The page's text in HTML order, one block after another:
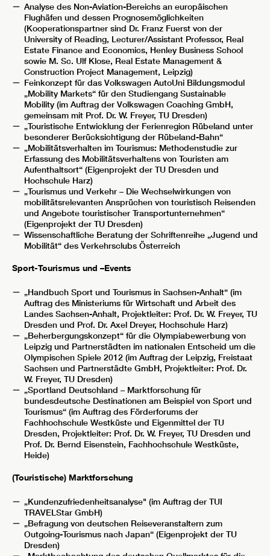
Analyse des Non-Aviation-Bereichs an europäischen
Flughäfen und dessen Prognosemöglichkeiten
(Kooperationspartner sind Dr. Franz Fuerst von der
University of Reading, Lecturer/Assistant Professor, Real
Estate Finance and Economics, Henley Business School
sowie M. Sc. Ulf Klose, Real Estate Management &
Construction Project Management, Leipzig)
Feinkonzept für das Volkswagen AutoUni Bildungsmodul
„Mobility Markets“ für den Studiengang Sustainable
Mobility (im Auftrag der Volkswagen Coaching GmbH,
gemeinsam mit Prof. Dr. W. Freyer, TU Dresden)
„Touristische Entwicklung der Ferienregion Rübeland unter
besonderer Berücksichtigung der Rübeland-Bahn“
„Mobilitätsverhalten im Tourismus: Methodenstudie zur
Erfassung des Mobilitätsverhaltens von Touristen am
Aufenthaltsort“ (Eigenprojekt der TU Dresden und
Hochschule Harz)
„Tourismus und Verkehr – Die Wechselwirkungen von
mobilitätsrelevanten Ansprüchen von touristisch Reisenden
und Angebote touristischer Transportunternehmen“
(Eigenprojekt der TU Dresden)
Wissenschaftliche Beratung der Schriftenreihe „Jugend und
Mobilität“ des Verkehrsclubs Österreich
Sport-Tourismus und –Events
„Handbuch Sport und Tourismus in Sachsen-Anhalt“ (im
Auftrag des Ministeriums für Wirtschaft und Arbeit des
Landes Sachsen-Anhalt, Projektleiter: Prof. Dr. W. Freyer, TU
Dresden und Prof. Dr. Axel Dreyer, Hochschule Harz)
„Beherbergungskonzept“ für die Olympiabewerbung von
Leipzig und Partnerstädten im nationalen Entscheid um die
Olympischen Spiele 2012 (im Auftrag der Leipzig, Freistaat
Sachsen und Partnerstädte GmbH, Projektleiter: Prof. Dr.
W. Freyer, TU Dresden)
„Sportland Deutschland – Marktforschung für
bundesdeutsche Destinationen am Beispiel von Sport und
Tourismus“ (im Auftrag des Förderforums der
Fachhochschule Westküste und Eigenmittel der TU
Dresden, Projektleiter: Prof. Dr. W. Freyer, TU Dresden und
Prof. Dr. Bernd Eisenstein, Fachhochschule Westküste,
Heide)
(Touristische) Marktforschung
„Kundenzufriedenheitsanalyse" (im Auftrag der TUI
TRAVELStar GmbH)
„Befragung von deutschen Reiseveranstaltern zum
Outgoing-Tourismus nach Japan“ (Eigenprojekt der TU
Dresden)